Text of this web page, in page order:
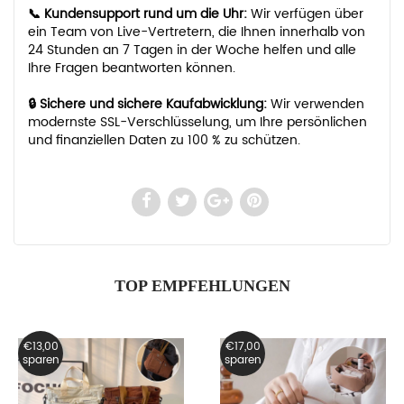
📞 Kundensupport rund um die Uhr:Wir verfügen über
ein Team von Live-Vertretern, die Ihnen innerhalb von
24 Stunden an 7 Tagen in der Woche helfen und alle
Ihre Fragen beantworten können.
🔒 Sichere und sichere Kaufabwicklung:Wir verwenden
modernste SSL-Verschlüsselung, um Ihre persönlichen
und finanziellen Daten zu 100 % zu schützen.
TOP EMPFEHLUNGEN
€13,00
sparen
€17,00
sparen